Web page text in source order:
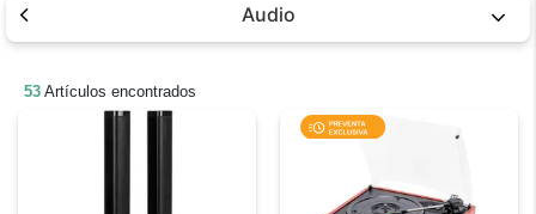
Audio
53 Artículos encontrados